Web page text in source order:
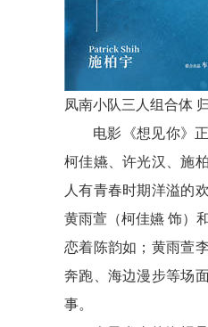
凤南小队三人组合体
电影《想见你》
柯佳嬿、许光汉、施
人有青春时期洋溢的
黄雨萱（柯佳嬿 饰）
恋着陈韵如 ； 黄雨萱
奔跑
海边漫步等场
事。